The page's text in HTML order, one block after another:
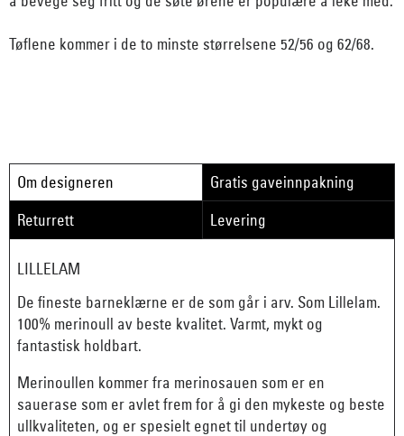
Tøflene kommer i de to minste størrelsene 52/56 og 62/68.
Om designeren
Gratis gaveinnpakning
Returrett
Levering
LILLELAM
De fineste barneklærne er de som går i arv. Som Lillelam.
100% merinoull av beste kvalitet. Varmt, mykt og
fantastisk holdbart.
Merinoullen kommer fra merinosauen som er en
sauerase som er avlet frem for å gi den mykeste og beste
ullkvaliteten, og er spesielt egnet til undertøy og